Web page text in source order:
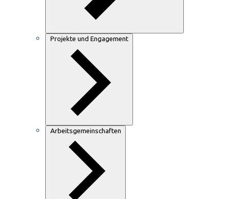
Projekte und Engagement
Arbeitsgemeinschaften